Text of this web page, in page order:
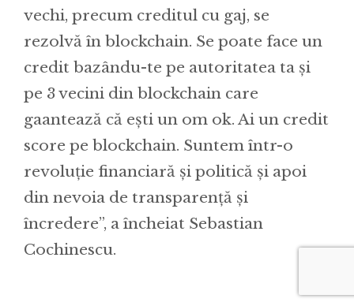
vechi, precum creditul cu gaj, se
rezolvă în blockchain. Se poate face un
credit bazându-te pe autoritatea ta și
pe 3 vecini din blockchain care
gaantează că ești un om ok. Ai un credit
score pe blockchain. Suntem într-o
revoluție financiară și politică și apoi
din nevoia de transparență și
încredere”, a încheiat Sebastian
Cochinescu.